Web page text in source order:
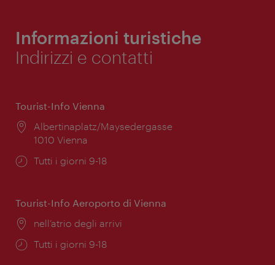
Informazioni turistiche
Indirizzi e contatti
Tourist-Info Vienna
Posizione:
Albertinaplatz/Maysedergasse
1010 Vienna
Orari
Tutti i giorni 9-18
Tourist-Info Aeroporto di Vienna
Posizione:
nell’atrio degli arrivi
Orari
Tutti i giorni 9-18